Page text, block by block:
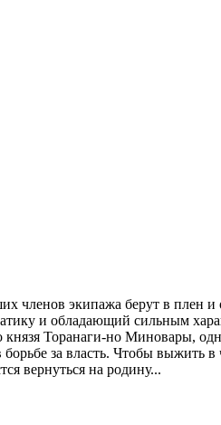
членов экипажа берут в плен
и обладающий сильным
князя Торанаги-но Миновары,
за власть. Чтобы выжить
вернуться на родину...